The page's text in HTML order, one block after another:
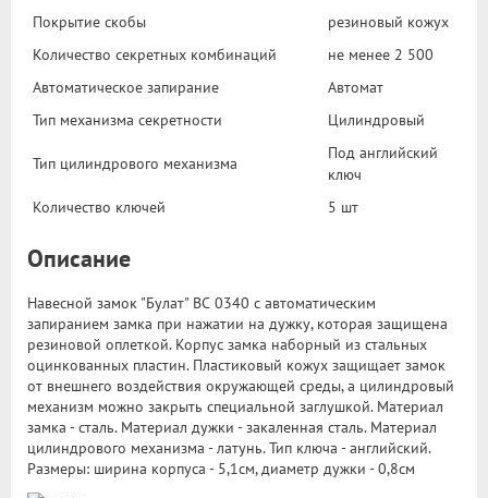
Покрытие скобы
резиновый кожух
Количество секретных комбинаций
не менее 2 500
Автоматическое запирание
Автомат
Тип механизма секретности
Цилиндровый
Тип цилиндрового механизма
Под английский
ключ
Количество ключей
5 шт
Описание
Навесной замок "Булат" ВС 0340 с автоматическим
запиранием замка при нажатии на дужку, которая защищена
резиновой оплеткой. Корпус замка наборный из стальных
оцинкованных пластин. Пластиковый кожух защищает замок
от внешнего воздействия окружающей среды, а цилиндровый
механизм можно закрыть специальной заглушкой. Материал
замка - сталь. Материал дужки - закаленная сталь. Материал
цилиндрового механизма - латунь. Тип ключа - английский.
Размеры: ширина корпуса - 5,1см, диаметр дужки - 0,8см